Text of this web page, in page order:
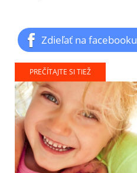
Zdieľať na facebooku
PREČÍTAJTE SI TIEŽ